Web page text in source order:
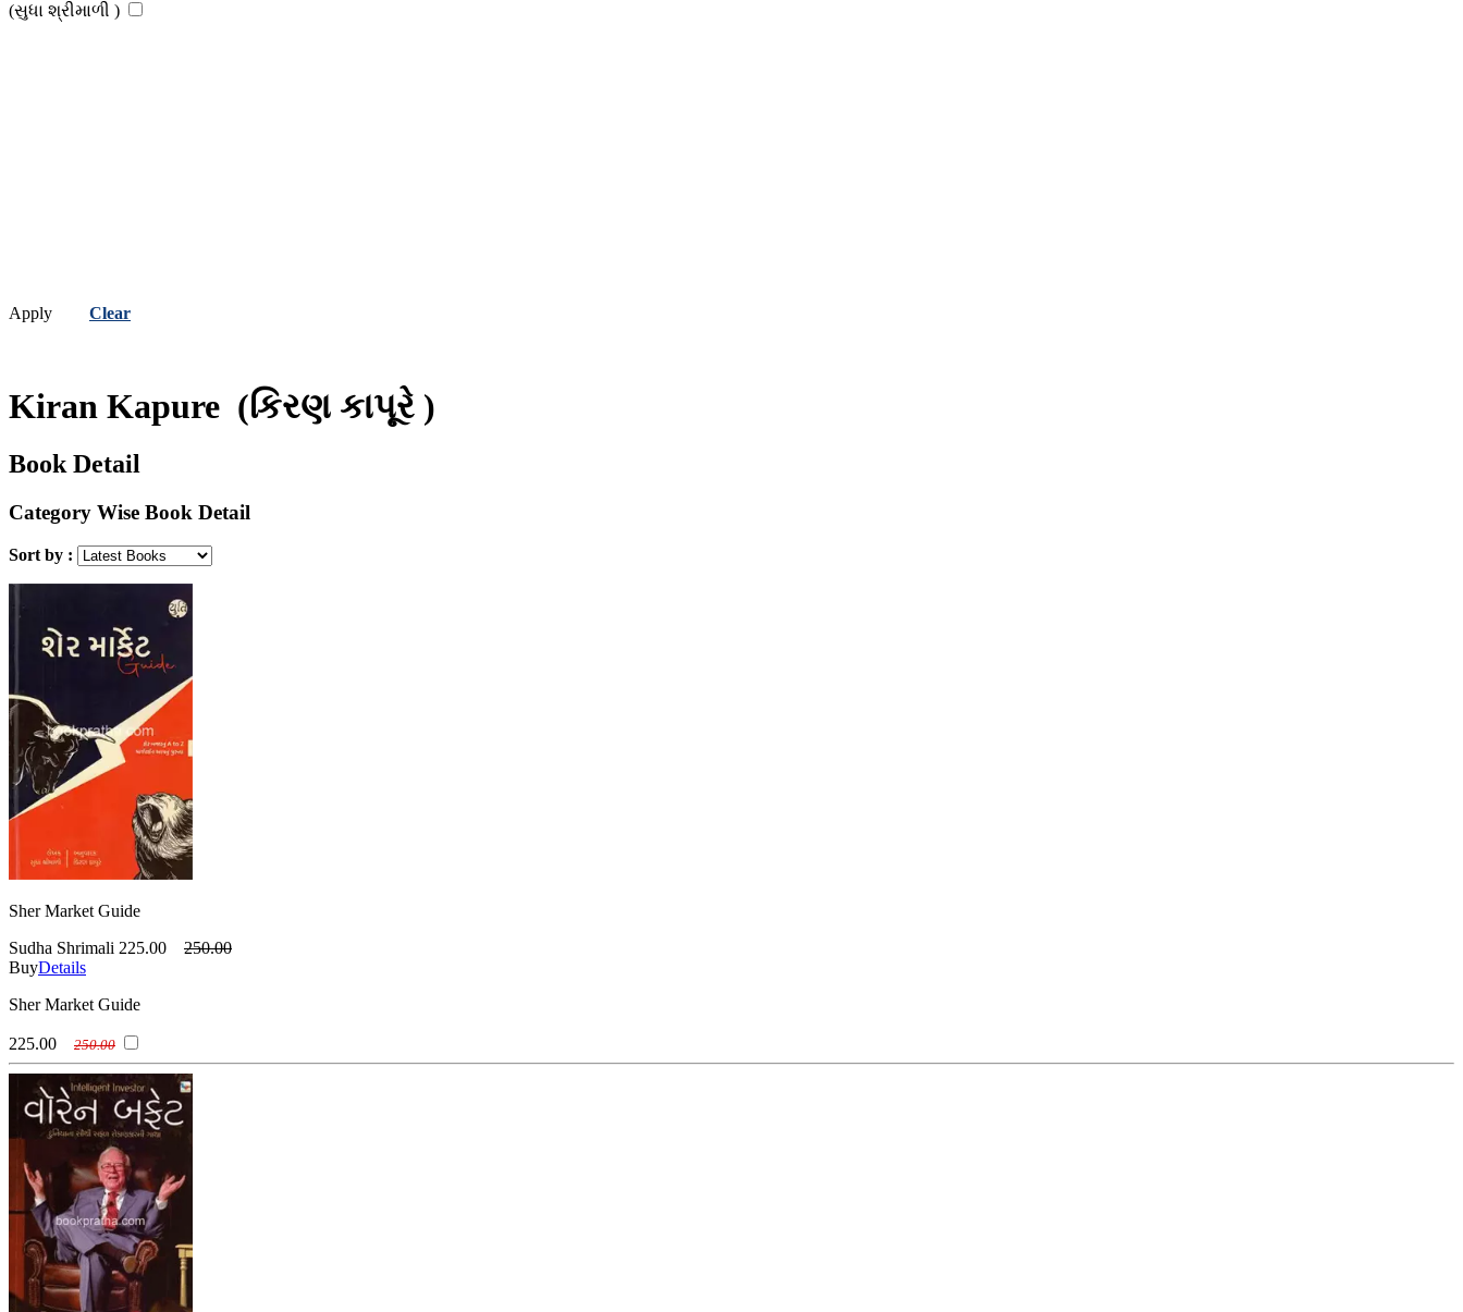
(સુધા શ્રીમાળી )
Apply Clear
Kiran Kapure (કિરણ કાપૂરે )
Book Detail
Category Wise Book Detail
Sort by :
Sher Market Guide
Sudha Shrimali 225.00
250.00
BuyDetails
Sher Market Guide
225.00 250.00